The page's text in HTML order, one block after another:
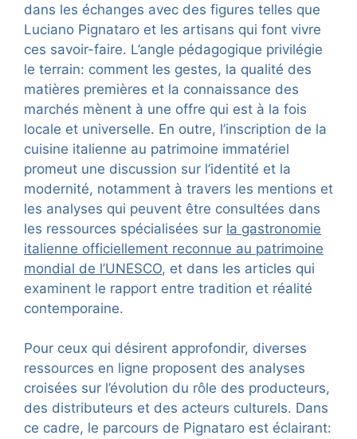
dans les échanges avec des figures telles que
Luciano Pignataro et les artisans qui font vivre
ces savoir-faire. L’angle pédagogique privilégie
le terrain: comment les gestes, la qualité des
matières premières et la connaissance des
marchés mènent à une offre qui est à la fois
locale et universelle. En outre, l’inscription de la
cuisine italienne au patrimoine immatériel
promeut une discussion sur l’identité et la
modernité, notamment à travers les mentions et
les analyses qui peuvent être consultées dans
les ressources spécialisées sur la gastronomie
italienne officiellement reconnue au patrimoine
mondial de l’UNESCO, et dans les articles qui
examinent le rapport entre tradition et réalité
contemporaine.
Pour ceux qui désirent approfondir, diverses
ressources en ligne proposent des analyses
croisées sur l’évolution du rôle des producteurs,
des distributeurs et des acteurs culturels. Dans
ce cadre, le parcours de Pignataro est éclairant: